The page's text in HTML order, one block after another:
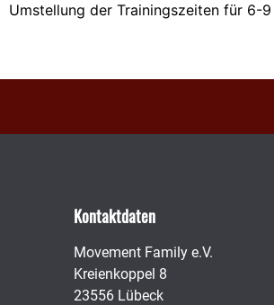
Umstellung der Trainingszeiten für 6-
Kontaktdaten
Movement Family e.V.
Kreienkoppel 8
23556 Lübeck